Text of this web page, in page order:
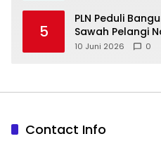
5
‎PLN Peduli
Sawah Pelangi
10 Juni 2026 0
Contact Info